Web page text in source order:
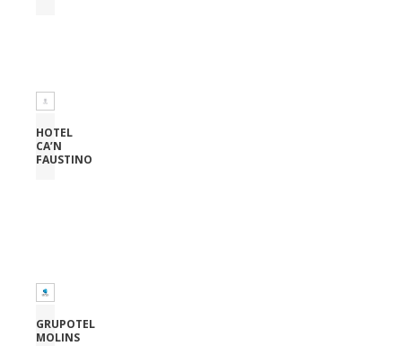
HOTEL
CA’N
FAUSTINO
GRUPOTEL
MOLINS